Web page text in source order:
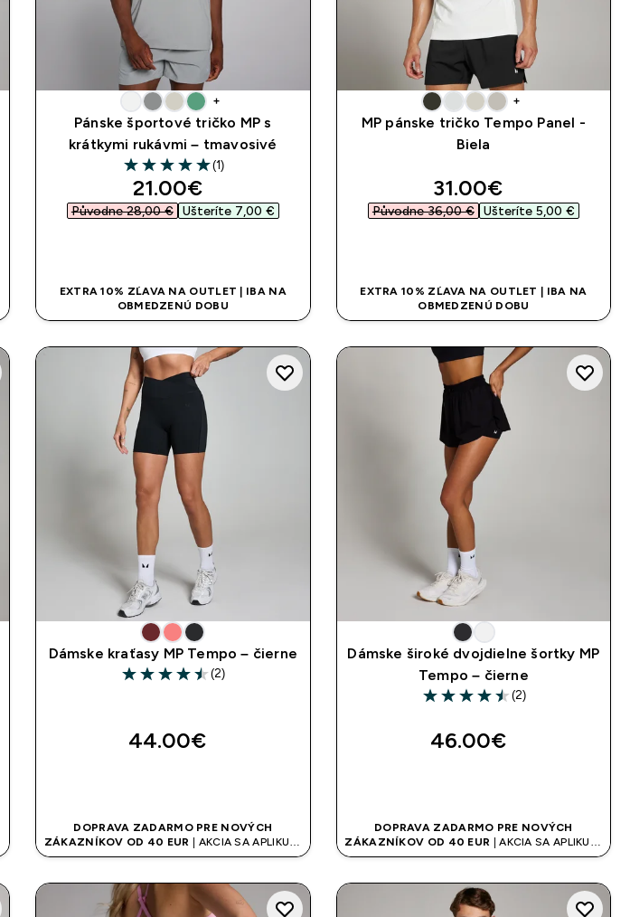
+
Pánske športové tričko MP s
krátkymi rukávmi – tmavosivé
5 out of 5 stars
(1)
discounted price
21.00€‎
Původne 28,00 €‎ Ušteríte 7,00 €‎
EXTRA 10% ZĽAVA NA OUTLET | IBA NA
OBMEDZENÚ DOBU
+
MP pánske tričko Tempo Panel -
Biela
discounted price
31.00€‎
Původne 36,00 €‎ Ušteríte 5,00 €‎
EXTRA 10% ZĽAVA NA OUTLET | IBA NA
OBMEDZENÚ DOBU
Dámske kraťasy MP Tempo – čierne
4.5 out of 5 stars
(2)
44.00€‎
DOPRAVA ZADARMO PRE NOVÝCH
ZÁKAZNÍKOV OD 40 EUR
| AKCIA SA APLIKUJE
AUTOMATICKY
Dámske široké dvojdielne šortky MP
Tempo – čierne
4.5 out of 5 stars
(2)
46.00€‎
DOPRAVA ZADARMO PRE NOVÝCH
ZÁKAZNÍKOV OD 40 EUR | AKCIA SA APLIKUJE
AUTOMATICKY